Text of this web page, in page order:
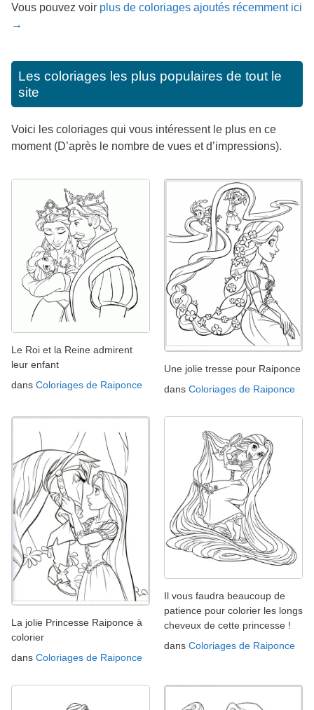
Vous pouvez voir plus de coloriages ajoutés récemment ici
→
Les coloriages les plus populaires de tout le
site
Voici les coloriages qui vous intéressent le plus en ce
moment (D’après le nombre de vues et d’impressions).
Le Roi et la Reine admirent
leur enfant
dans Coloriages de Raiponce
Une jolie tresse pour Raiponce
dans Coloriages de Raiponce
La jolie Princesse Raiponce à
colorier
dans Coloriages de Raiponce
Il vous faudra beaucoup de
patience pour colorier les longs
cheveux de cette princesse !
dans Coloriages de Raiponce